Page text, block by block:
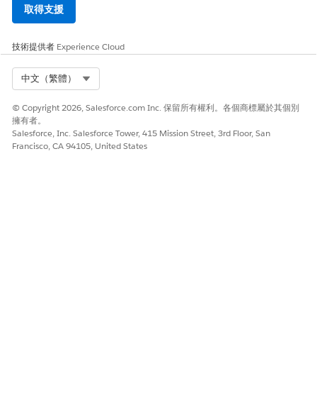
取得支援
技術提供者 Experience Cloud
中文（繁體）
© Copyright 2026, Salesforce.com Inc. 保留所有權利。各個商標屬於其個別
擁有者。
Salesforce, Inc. Salesforce Tower, 415 Mission Street, 3rd Floor, San
Francisco, CA 94105, United States